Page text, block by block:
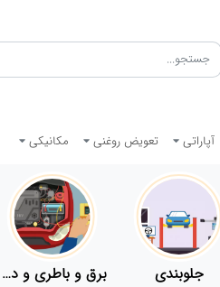
آپاراتی تعویض روغنی مکانیکی
جلوبندی برق و باطری و دیاگ